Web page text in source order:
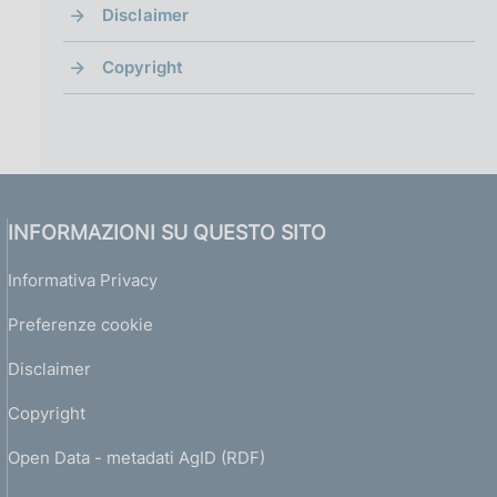
Disclaimer
Copyright
INFORMAZIONI SU QUESTO SITO
Informativa Privacy
Preferenze cookie
Disclaimer
Copyright
Open Data - metadati AgID (RDF)